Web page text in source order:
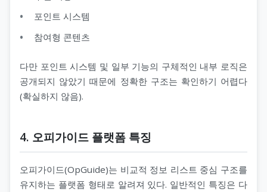
포인트 시스템
참여형 콘텐츠
다만 포인트 시스템 및 일부 기능의 구체적인 내부 로직은
공개되지 않았기 때문에 정확한 구조는 확인하기 어렵다
(확실하지 않음).
4. 오피가이드 플랫폼 특징
오피가이드(OpGuide)는 비교적 정보 리스트 중심 구조를
유지하는 플랫폼 형태로 알려져 있다. 일반적인 특징은 다